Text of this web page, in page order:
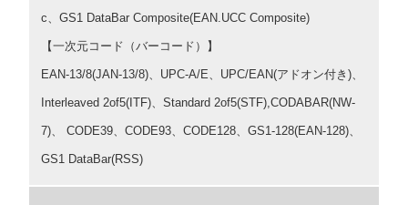
c、GS1 DataBar Composite(EAN.UCC Composite)
【一次元コード（バーコード）】
EAN-13/8(JAN-13/8)、UPC-A/E、UPC/EAN(アドオン付き)、
Interleaved 2of5(ITF)、Standard 2of5(STF),CODABAR(NW-
7)、 CODE39、CODE93、CODE128、GS1-128(EAN-128)、
GS1 DataBar(RSS)